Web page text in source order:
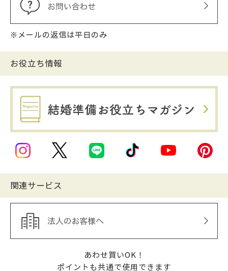
※メールの返信は平日のみ
お役立ち情報
関連サービス
あわせ買いOK！
ポイントも共通で使用できます